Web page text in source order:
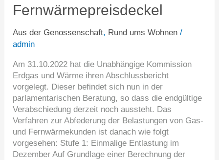
Fernwärmepreisdeckel
Aus der Genossenschaft, Rund ums Wohnen /
admin
Am 31.10.2022 hat die Unabhängige Kommission
Erdgas und Wärme ihren Abschlussbericht
vorgelegt. Dieser befindet sich nun in der
parlamentarischen Beratung, so dass die endgültige
Verabschiedung derzeit noch aussteht. Das
Verfahren zur Abfederung der Belastungen von Gas-
und Fernwärmekunden ist danach wie folgt
vorgesehen: Stufe 1: Einmalige Entlastung im
Dezember Auf Grundlage einer Berechnung der